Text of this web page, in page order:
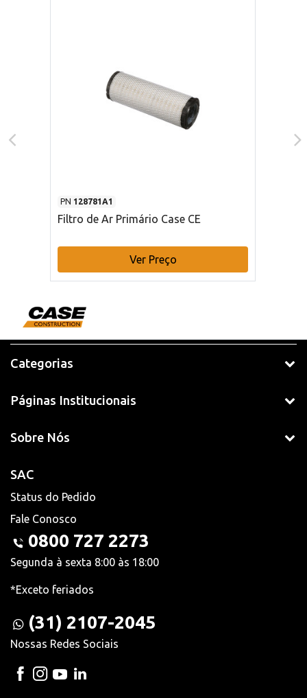
PN 128781A1
Filtro de Ar Primário Case CE
Ver Preço
Categorias
Páginas Institucionais
Sobre Nós
SAC
Status do Pedido
Fale Conosco
0800 727 2273
Segunda à sexta 8:00 às 18:00
*Exceto feriados
(31) 2107-2045
Nossas Redes Sociais